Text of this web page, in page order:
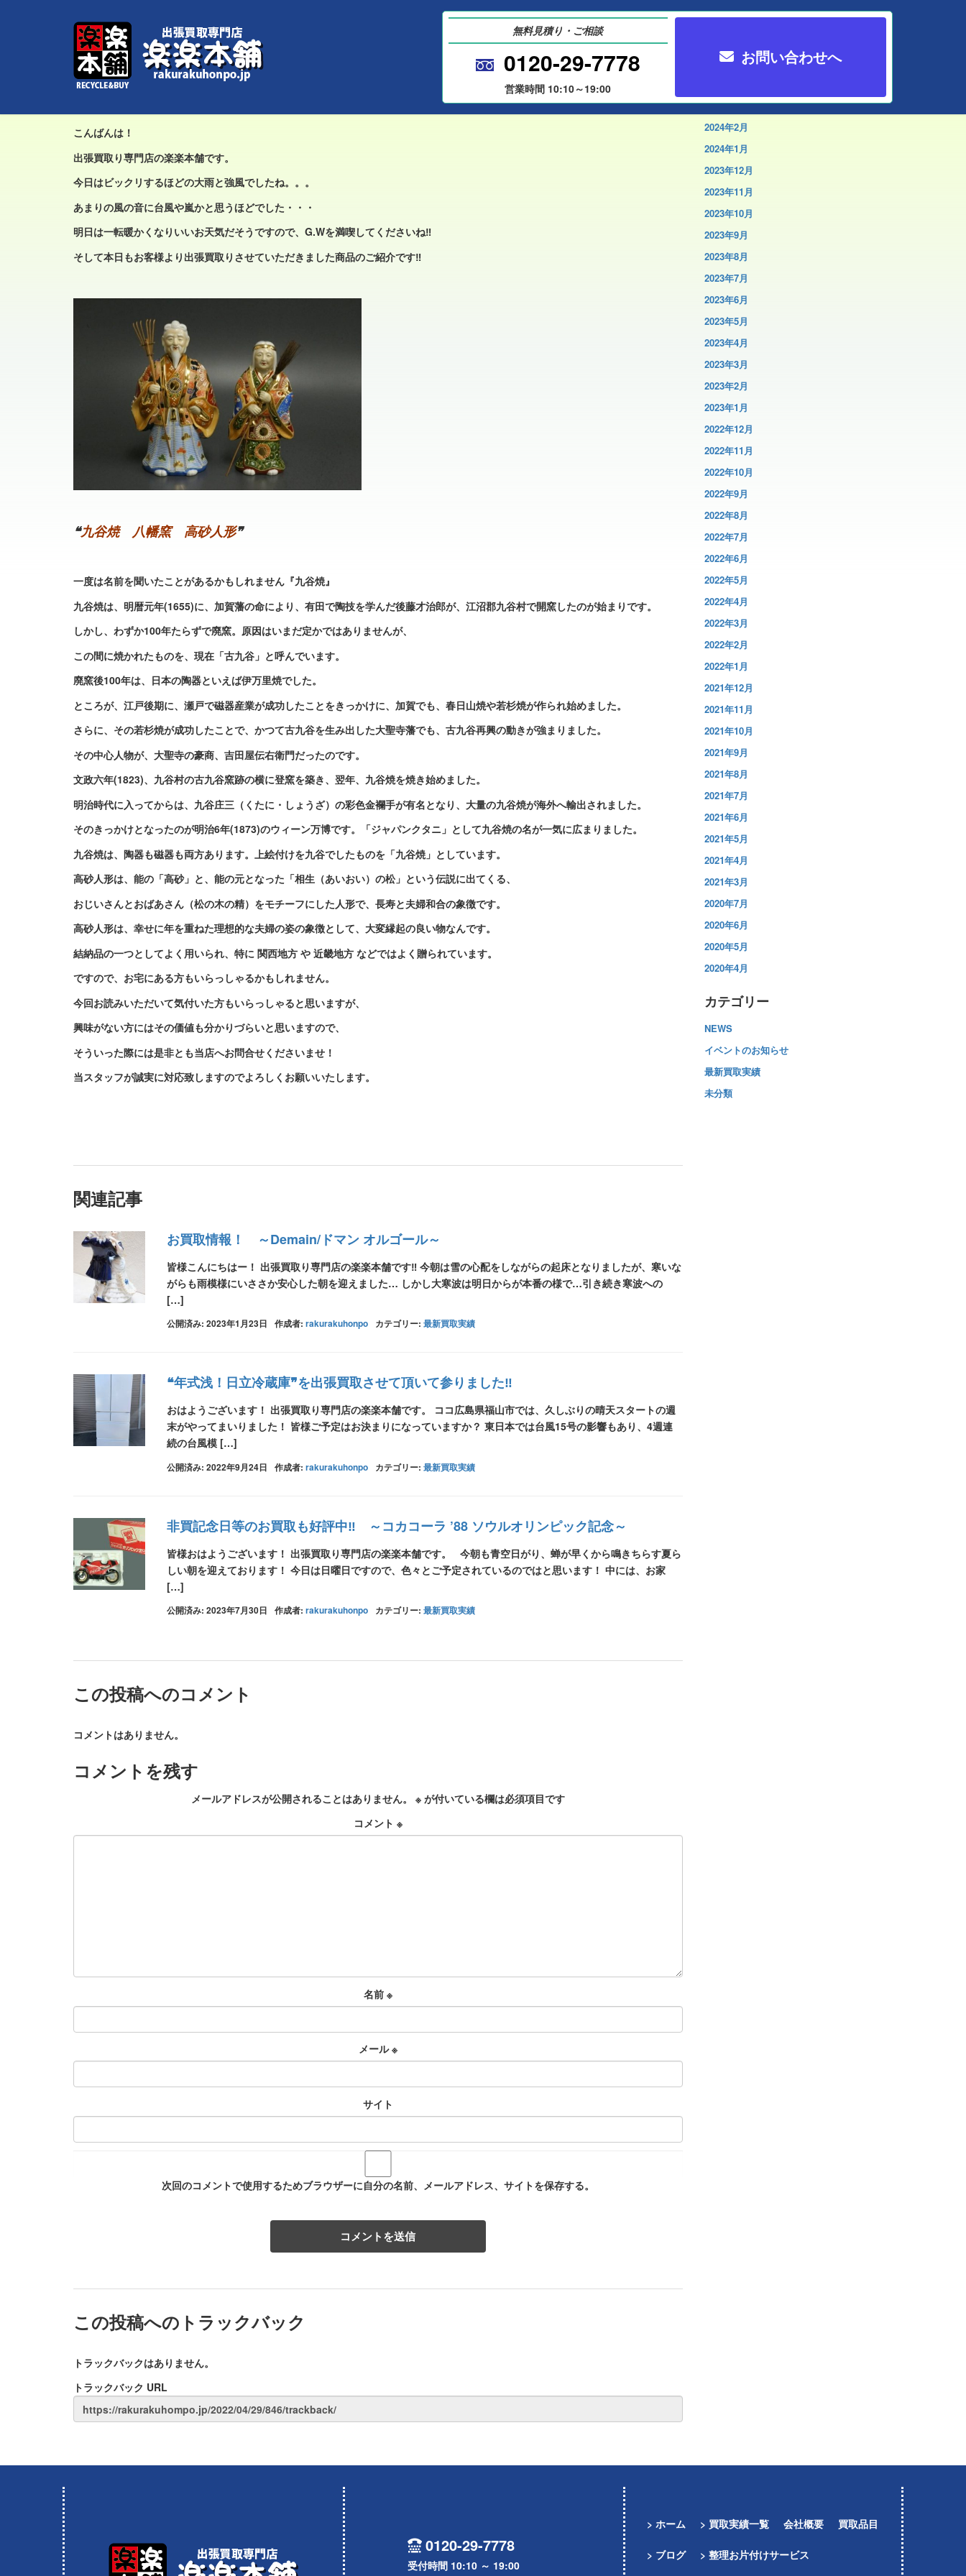
無料見積り・ご相談
0120-29-7778
営業時間 10:10～19:00
お問い合わせへ
ホーム>最新買取実績 >❝九谷焼❞のお買取りをさせて頂きました‼
❝九谷焼❞のお買取りをさせて頂きました‼
公開済み: 2022年4月29日
こんばんは！
出張買取り専門店の楽楽本舗です。
今日はビックリするほどの大雨と強風でしたね。。。
あまりの風の音に台風や嵐かと思うほどでした・・・
明日は一転暖かくなりいいお天気だそうですので、G.Wを満喫してくださいね‼
そして本日もお客様より出張買取りさせていただきました商品のご紹介です‼
❝九谷焼 八幡窯 高砂人形❞
一度は名前を聞いたことがあるかもしれません『九谷焼』
九谷焼は、明暦元年(1655)に、加賀藩の命により、有田で陶技を学んだ後藤才治郎が、江沼郡九谷村で開窯したのが始まりです。
しかし、わずか100年たらずで廃窯。原因はいまだ定かではありませんが、
この間に焼かれたものを、現在「古九谷」と呼んでいます。
廃窯後100年は、日本の陶器といえば伊万里焼でした。
ところが、江戸後期に、瀬戸で磁器産業が成功したことをきっかけに、加賀でも、春日山焼や若杉焼が作られ始めました。
さらに、その若杉焼が成功したことで、かつて古九谷を生み出した大聖寺藩でも、古九谷再興の動きが強まりました。
その中心人物が、大聖寺の豪商、吉田屋伝右衛門だったのです。
文政六年(1823)、九谷村の古九谷窯跡の横に登窯を築き、翌年、九谷焼を焼き始めました。
明治時代に入ってからは、九谷庄三（くたに・しょうざ）の彩色金襴手が有名となり、大量の九谷焼が海外へ輸出されました。
そのきっかけとなったのが明治6年(1873)のウィーン万博です。
「ジャパンクタニ」 として九谷焼の名が一気に広まりました。
九谷焼は、陶器も磁器も両方あります。上絵付けを九谷でしたものを「九谷焼」としています。
高砂人形は、 能の「高砂」と、能の元となった 「相生（あいおい）の松」 という伝説に出てくる、
おじいさんとおばあさん（松の木の精） をモチーフにした人形で、 長寿と夫婦和合の象徴です。
高砂人形は、 幸せに年を重ねた理想的な夫婦の姿の象徴として、大変縁起の良い物なんです。
結納品の一つとしてよく用いられ、特に 関西地方 や 近畿地方 などではよく贈られています。
ですので、お宅にある方もいらっしゃるかもしれません。
今回お読みいただいて気付いた方もいらっしゃると思いますが、
興味がない方にはその価値も分かりづらいと思いますので、
そういった際には是非とも当店へお問合せくださいませ！
当スタッフが誠実に対応致しますのでよろしくお願いいたします。
関連記事
お買取情報！ ～Demain/ドマン オルゴール～
皆様こんにちはー！ 出張買取り専門店の楽楽本舗です‼ 今朝は雪の心配をしながらの起床となりましたが、寒いな
がらも雨模様にいささか安心した朝を迎えました… しかし大寒波は明日からが本番の様で…引き続き寒波への
[…]
公開済み: 2023年1月23日 作成者: rakurakuhonpo カテゴリー: 最新買取実績
❝年式浅！日立冷蔵庫❞を出張買取させて頂いて参りました‼
おはようございます！ 出張買取り専門店の楽楽本舗です。 ココ広島県福山市では、久しぶりの晴天スタートの週
末がやってまいりました！ 皆様ご予定はお決まりになっていますか？ 東日本では台風15号の影響もあり、4週連
続の台風模 […]
公開済み: 2022年9月24日 作成者: rakurakuhonpo カテゴリー: 最新買取実績
非買記念日等のお買取も好評中‼ ～コカコーラ ’88 ソウルオリンピック記念～
皆様おはようございます！ 出張買取り専門店の楽楽本舗です。 今朝も青空日がり、蝉が早くから鳴きちらす夏ら
しい朝を迎えております！ 今日は日曜日ですので、色々とご予定されているのではと思います！ 中には、お家
[…]
公開済み: 2023年7月30日 作成者: rakurakuhonpo カテゴリー: 最新買取実績
この投稿へのコメント
コメントはありません。
コメントを残す
メールアドレスが公開されることはありません。 ※が付いている欄は必須項目です
コメント ※
名前 ※
メール※
サイト
次回のコメントで使用するためブラウザーに自分の名前、メールアドレス、サイトを保存する。
この投稿へのトラックバック
トラックバックはありません。
トラックバック URL
2024年3月
2024年2月
2024年1月
2023年12月
2023年11月
2023年10月
2023年9月
2023年8月
2023年7月
2023年6月
2023年5月
2023年4月
2023年3月
2023年2月
2023年1月
2022年12月
2022年11月
2022年10月
2022年9月
2022年8月
2022年7月
2022年6月
2022年5月
2022年4月
2022年3月
2022年2月
2022年1月
2021年12月
2021年11月
2021年10月
2021年9月
2021年8月
2021年7月
2021年6月
2021年5月
2021年4月
2021年3月
2020年7月
2020年6月
2020年5月
2020年4月
カテゴリー
NEWS
イベントのお知らせ
最新買取実績
未分類
0120-29-7778
受付時間 10:10 ～ 19:00
> ホーム > 買取実績一覧 会社概要 買取品目
> ブログ > 整理お片付けサービス